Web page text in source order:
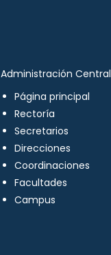
Administración Central
Página principal
Rectoría
Secretarios
Direcciones
Coordinaciones
Facultades
Campus